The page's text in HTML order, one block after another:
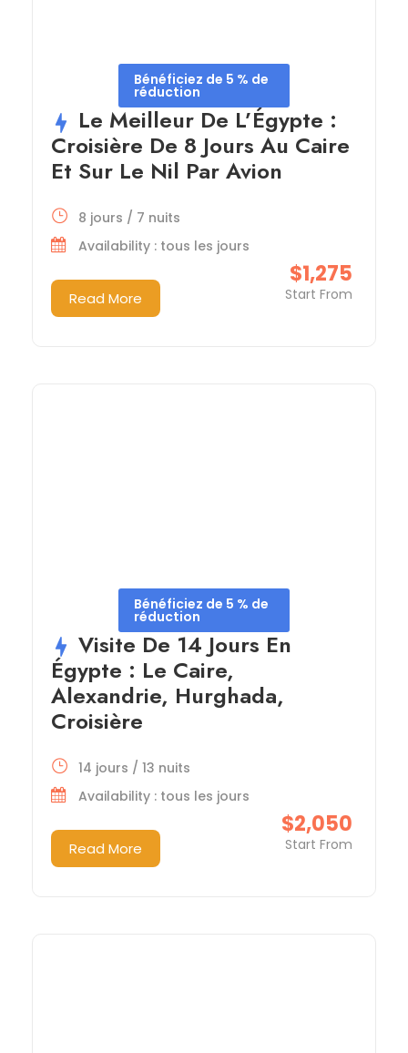
Bénéficiez de 5 % de
réduction
Le Meilleur De L’Égypte :
Croisière De 8 Jours Au Caire
Et Sur Le Nil Par Avion
$1,275
Start From
8 jours / 7 nuits
Availability : tous les jours
Read More
Bénéficiez de 5 % de
réduction
Visite De 14 Jours En
Égypte : Le Caire,
Alexandrie, Hurghada,
Croisière
$2,050
Start From
14 jours / 13 nuits
Availability : tous les jours
Read More